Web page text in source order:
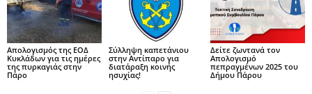
Απολογισμός της ΕΟΔ
Κυκλάδων για τις ημέρες
της πυρκαγιάς στην
Πάρο
Σύλληψη καπετάνιου
στην Αντίπαρο για
διατάραξη κοινής
ησυχίας!
Δείτε ζωντανά τον
Απολογισμό
πεπραγμένων 2025 του
Δήμου Πάρου